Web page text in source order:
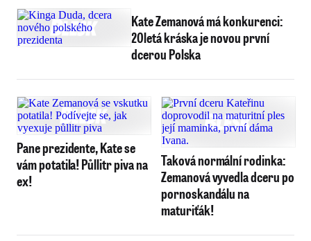
Kate Zemanová má konkurenci:
20letá kráska je novou první
dcerou Polska
Pane prezidente, Kate se
vám potatila! Půllitr piva na
ex!
Taková normální rodinka:
Zemanová vyvedla dceru po
pornoskandálu na
maturiťák!